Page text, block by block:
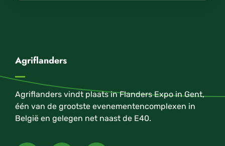
Agriflanders
Agriflanders vindt plaats in Flanders Expo in Gent,
één van de grootste evenementencomplexen in
België en gelegen net naast de E40.